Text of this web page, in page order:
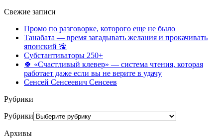
Свежие записи
Промо по разговорке, которого еще не было
Танабата — время загадывать желания и прокачивать
японский 🎋
Субстантиваторы 250+
🍀 «Счастливый клевер» — система чтения, которая
работает даже если вы не верите в удачу
Сенсей Сенсеевич Сенсеев
Рубрики
Рубрики
Архивы